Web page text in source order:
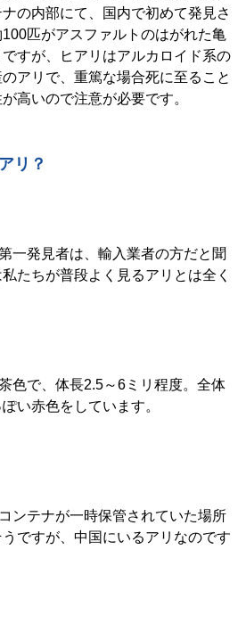
の内部にて、国内で初めて発見さ
匹がアスファルトのはがれた亀
すが、ヒアリはアルカロイド系の
アリで、重篤な場合死に至ること
高いので注意が必要です。
リ？
一発見者は、輸入業者の方だと聞
たちが普段よく見るアリとは全く
色で、体長2.5～6ミリ程度。全体
い赤色をしています。
ンテナが一時保管されていた場所
ですが、中国にいるアリなのです